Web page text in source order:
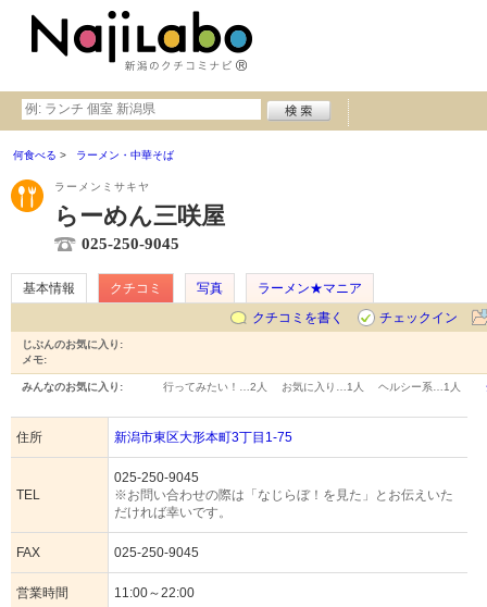
何食べる ラーメン・中華そば
ラーメンミサキヤ
らーめん三咲屋
025-250-9045
基本情報 クチコミ 写真
ラーメン★マニア
クチコミを書く
チェックイン
じぶんのお気に入り:
メモ:
みんなのお気に入り: 行ってみたい！… 2人 お気に入り… 1人 ヘルシー系… 1人
住所 新潟市東区大形本町3丁目1-75
TEL
025-250-9045
※お問い合わせの際は「なじらぼ！を見た」とお伝えいた
だければ幸いです。
FAX 025-250-9045
営業時間 11:00～22:00